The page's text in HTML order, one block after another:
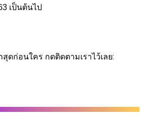
เป็นต้นไป
ดก่อนใคร กดติดตามเราไว้เลย: